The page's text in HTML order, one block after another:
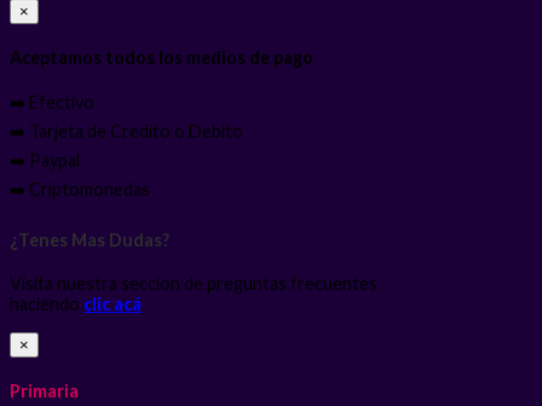
×
Aceptamos todos los medios de pago
➡️ Efectivo
➡️ Tarjeta de Credito o Debito
➡️ Paypal
➡️ Criptomonedas
¿Tenes Mas Dudas?
Visita nuestra seccion de preguntas frecuentes
haciendo clic acá
×
Primaria